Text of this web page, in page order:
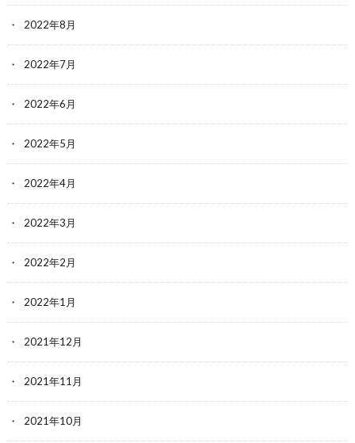
2022年8月
2022年7月
2022年6月
2022年5月
2022年4月
2022年3月
2022年2月
2022年1月
2021年12月
2021年11月
2021年10月